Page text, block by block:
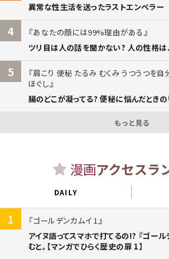
異常な性生活を送ったラストエンペラー
4
あなたの顔には99%理由がある
ツリ目は人の話を聞かない? 人の性格は
5
肩こり 便秘 たるみ むくみ うつうつを自
ほぐし
腸のどこが凝ってる? 便秘に悩んだときの
もっと見る
漫画アクセスラ
DAILY
1
ゴールデンカムイ 1
アイヌ語ってスマホで打てるの!? 『ゴー
むと。【マンガでひらく歴史の扉 1】